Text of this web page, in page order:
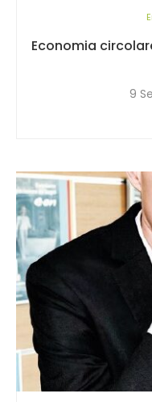
Economia
9